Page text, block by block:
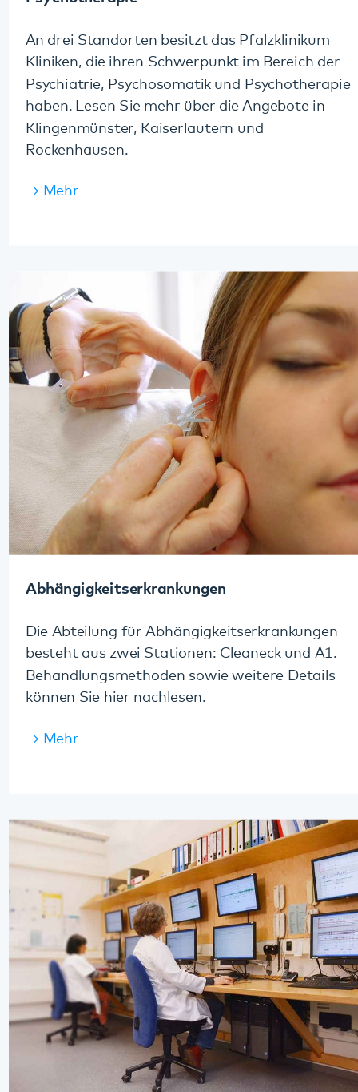
haben. Lesen Sie mehr über die Angebote in
Mehr
Abhängigkeitserkrankungen
Die Abteilung für Abhängigkeitserkrankungen
besteht aus zwei Stationen: Cleaneck und A1.
Behandlungsmethoden sowie weitere Details
Schlafmedizin
Im interdisziplinären Schlafzentrum des
Pfalzklinikums ist ein multiprofessionelles Team
tätig, das die meisten Schlafstörungen
diagnostizieren und behandeln kann. Neben
häufigen können auch seltenere Erkrankungen